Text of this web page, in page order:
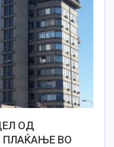
ОД
ПЛАЌАЊЕ ВО